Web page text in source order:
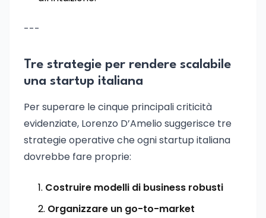
---
Tre strategie per rendere scalabile
una startup italiana
Per superare le cinque principali criticità
evidenziate, Lorenzo D’Amelio suggerisce tre
strategie operative che ogni startup italiana
dovrebbe fare proprie:
Costruire modelli di business robusti
Organizzare un go-to-market